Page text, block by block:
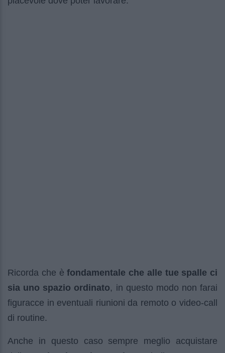
Ricorda che èfondamentale che alle tue spalle ci
sia uno spazio ordinato, in questo modo non farai
figuracce in eventuali riunioni da remoto o video-call
di routine.
Anche in questo caso sempre meglio acquistare